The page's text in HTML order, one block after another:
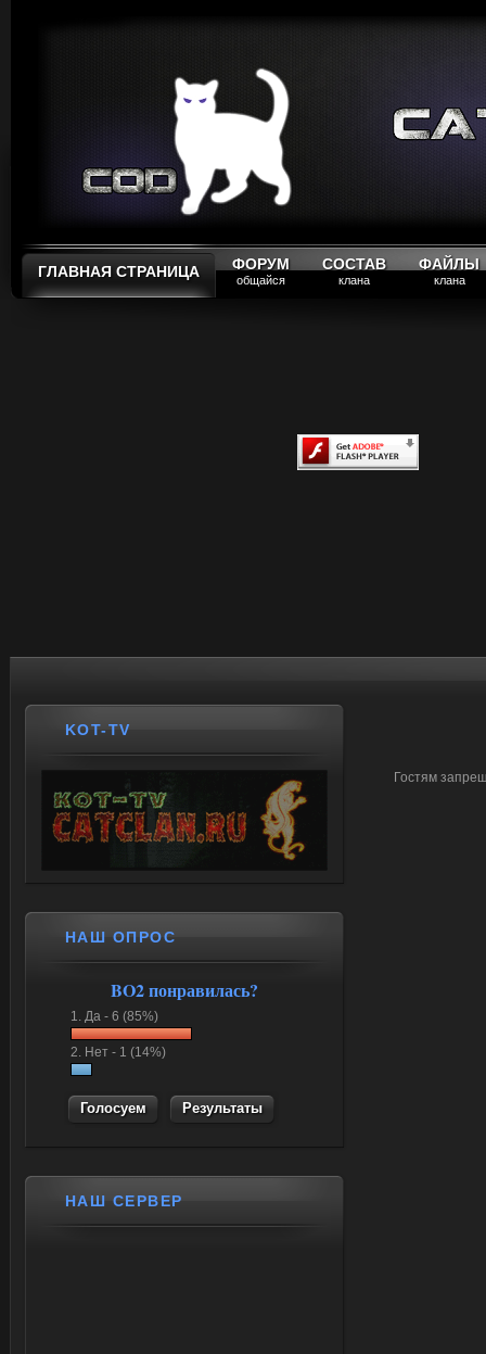
ГЛАВНАЯ СТРАНИЦА ФОРУМ
общайся
СОСТАВ
клана
ФАЙЛЫ
клана
Гостям
KOT-TV
НАШ ОПРОС
BO2 понравилась?
1. Да - 6 (85%)
2. Нет - 1 (14%)
Результаты
НАШ СЕРВЕР